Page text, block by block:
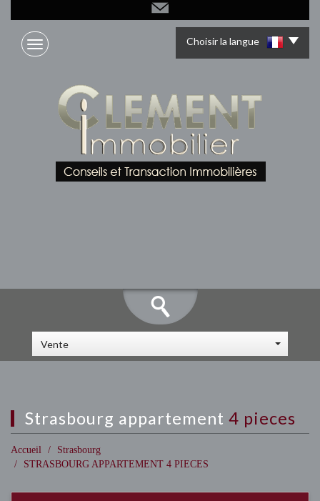
Choisir la langue
Vente
strasbourg appartement 4 pieces
Accueil
Strasbourg
STRASBOURG APPARTEMENT 4 PIECES